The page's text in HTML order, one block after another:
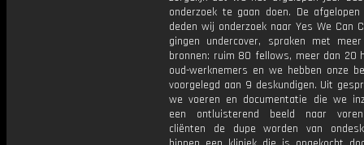
onderzoek te gaan doen. De afgelopen
deden wij onderzoek naar Yes We Can
gingen undercover, spraken met
bronnen: ruim 80 fellows, meer dan 20
oud-werknemers en we hebben onze
voorgelegd aan 9 deskundigen. Uit
we voeren en documentatie die we
een ontluisterend beeld naar
cliënten de dupe worden van